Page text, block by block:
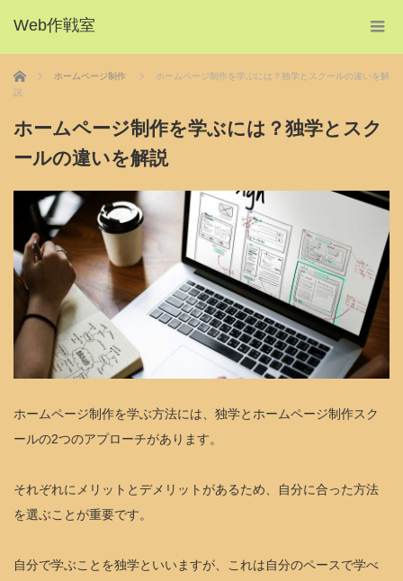
Web作戦室
ホーム ホームページ制作
ホームページ制作を学ぶには？独学とスクールの違いを解
説
ホームページ制作を学ぶには？独学とスク
ールの違いを解説
ホームページ制作を学ぶ方法には、独学とホームページ制作スク
ールの2つのアプローチがあります。
それぞれにメリットとデメリットがあるため、自分に合った方法
を選ぶことが重要です。
自分で学ぶことを独学といいますが、これは自分のペースで学べ